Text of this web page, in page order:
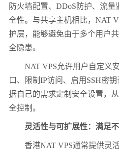
防火墙配置、DDoS防护、流
全性。与共享主机相比，NAT
护层，能够避免由于多个用户
全隐患。
NAT VPS允许用户自定义安
口、限制IP访问、启用SSH密
据自己的需求定制安全设置，
全控制。
灵活性与可扩展性：满足不
香港NAT VPS通常提供灵活